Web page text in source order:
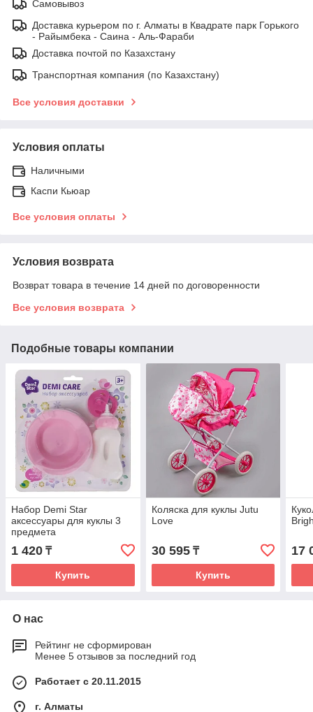
Самовывоз
Доставка курьером по г. Алматы в Квадрате парк Горького
- Райымбека - Саина - Аль-Фараби
Доставка почтой по Казахстану
Транспортная компания (по Казахстану)
Все условия доставки
Условия оплаты
Наличными
Каспи Кьюар
Все условия оплаты
Условия возврата
Возврат товара в течение 14 дней по договоренности
Все условия возврата
Подобные товары компании
Набор Demi Star
аксессуары для куклы 3
предмета
1 420 ₸
Купить
Коляска для куклы Jutu
Love
30 595₸
Купить
17
О нас
Рейтинг не сформирован
Менее 5 отзывов за последний год
Работает с 20.11.2015
г. Алматы